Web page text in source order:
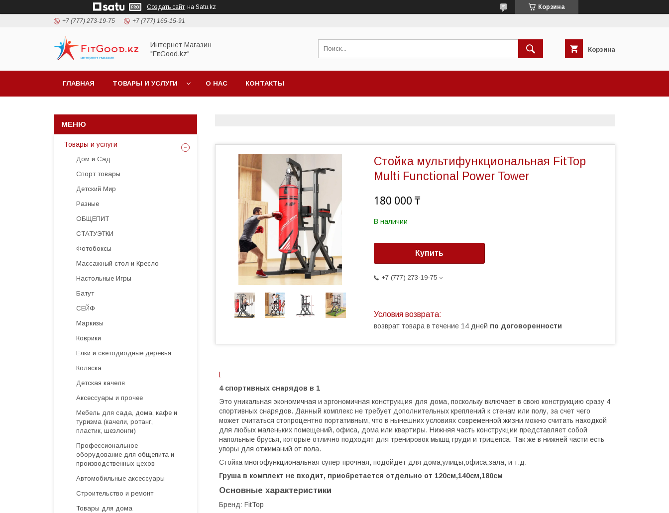
Создать сайт на Satu.kz Корзина
+7 (777) 273-19-75 +7 (777) 165-15-91
Интернет Магазин
"FitGood.kz"
Корзина
ГЛАВНАЯ ТОВАРЫ И УСЛУГИ О НАС КОНТАКТЫ
Стойка мультифункциональная FitTop
Multi Functional Power Tower
180 000 ₸
В наличии
Купить
+7 (777) 273-19-75
возврат товара в течение 14 дней по договоренности
4 спортивных снарядов в 1
Это уникальная экономичная и эргономичная конструкция для дома, поскольку включает в свою конструкцию сразу 4
спортивных снарядов. Данный комплекс не требует дополнительных креплений к стенам или полу, за счет чего
может считаться стопроцентно портативным, что в нынешних условиях современной жизни можно считать находкой
для любых маленьких помещений, офиса, дома или квартиры. Нижняя часть конструкции представляет собой
напольные брусья, которые отлично подходят для тренировок мышц груди и трицепса. Так же в нижней части есть
упоры для отжиманий от пола.
Стойка многофункциональная супер-прочная, подойдет для дома,улицы,офиса,зала, и т.д.
Груша в комплект не входит, приобретается отдельно от 120см,140см,180см
Основные характеристики
Бренд: FitTop
Товары и услуги
Дом и Сад
Спорт товары
Детский Мир
Разные
ОБЩЕПИТ
СТАТУЭТКИ
Фотобоксы
Массажный стол и Кресло
Настольные Игры
Батут
СЕЙФ
Маркизы
Коврики
Ёлки и светодиодные деревья
Коляска
Детская качеля
Аксессуары и прочее
Мебель для сада, дома, кафе и
туризма (качели, ротанг,
пластик, шезлонги)
Профессиональное
оборудование для общепита и
производственных цехов
Автомобильные аксессуары
Строительство и ремонт
Товары для дома